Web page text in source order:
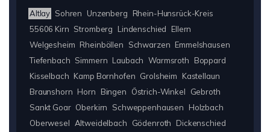
Altlay Sohren Unzenberg
Rhein-Hunsrück-Kreis
55606 Kirn Stromberg Lindenschied
Ellern
Welgesheim Rheinböllen Schwarzen Emmelshausen
Tiefenbach Simmern Laubach Warmsroth
Boppard
Kisselbach Kamp Bornhofen Grolsheim
Kastellaun
Braunshorn Horn Bingen Östrich-Winkel
Gebroth
Sankt Goar Oberkirn Schweppenhausen
Holzbach
Oberwesel Altweidelbach Gödenroth
Dickenschied